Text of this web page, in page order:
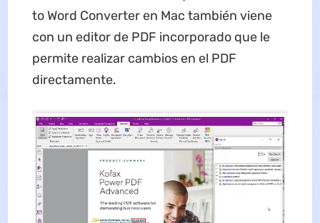
to Word Converter en Mac también viene
con un editor de PDF incorporado que le
permite realizar cambios en el PDF
directamente.